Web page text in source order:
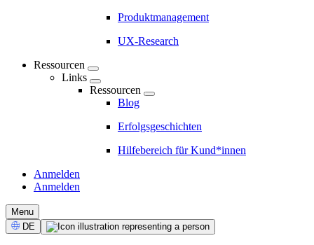
Produktmanagement
UX-Research
Ressourcen
Links
Ressourcen
Blog
Erfolgsgeschichten
Hilfebereich für Kund*innen
CTA
Anmelden
Anmelden
Menu
Select
Language
DE